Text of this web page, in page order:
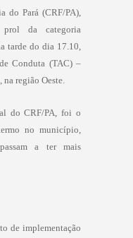
do Pará (CRF/PA),
da categoria
tarde do dia 17.10,
Conduta (TAC) –
região Oeste.
do CRF/PA, foi o
no município,
a ter mais
de implementação